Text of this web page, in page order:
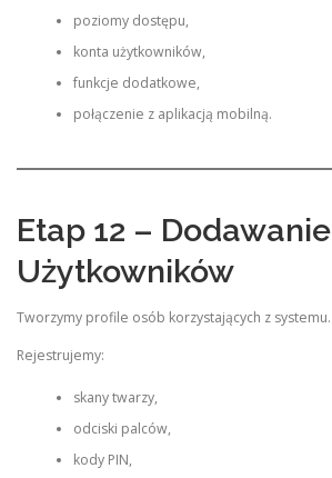
poziomy dostępu,
konta użytkowników,
funkcje dodatkowe,
połączenie z aplikacją mobilną.
Etap 12 – Dodawanie
Użytkowników
Tworzymy profile osób korzystających z systemu.
Rejestrujemy:
skany twarzy,
odciski palców,
kody PIN,